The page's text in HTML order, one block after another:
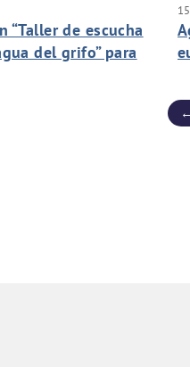
“Taller de escucha
del grifo” para